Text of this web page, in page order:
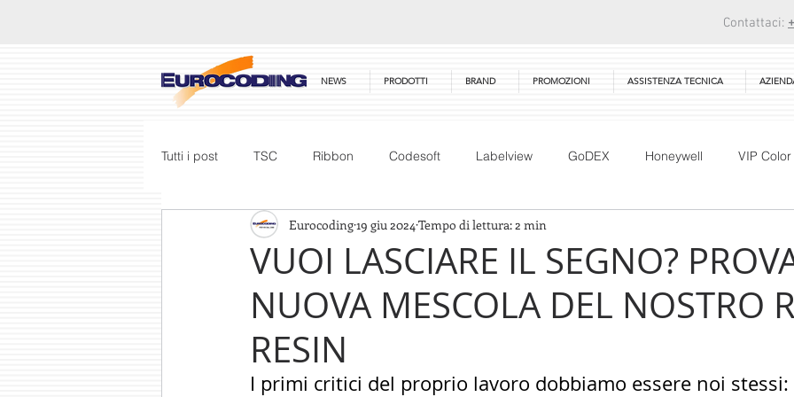
Contattaci:
NEWS PRODOTTI BRAND PROMOZIONI ASSISTENZA TECNICA
Tutti i post TSC Ribbon Codesoft Labelview GoDEX Honeywell VIP Color
Excel Team CAB PEX-1000
Mobility Edge Partner Meeting Award Ribbon RFID Tharo systems inc
VUOI LASCIARE IL SEGNO?
NUOVA MESCOLA DEL NOSTRO
RESIN
Eurocoding19 giu 2024 Tempo di lettura: 2 min
I primi critici del proprio lavoro dobbiamo essere noi